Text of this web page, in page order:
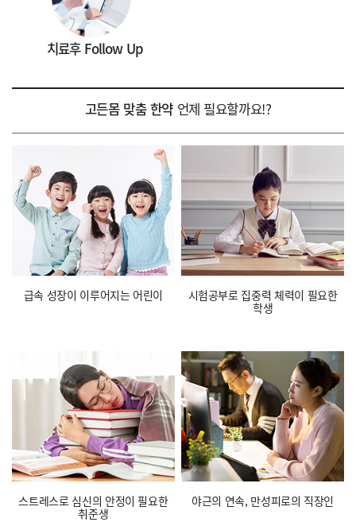
치료후 Follow Up
고든몸 맞춤 한약언제 필요할까요!?
급속 성장이 이루어지는 어린이 시험공부로 집중력체력이 필요한
학생
스트레스로 심신의 안정이 필요한
취준생
야근의 연속, 만성피로의 직장인